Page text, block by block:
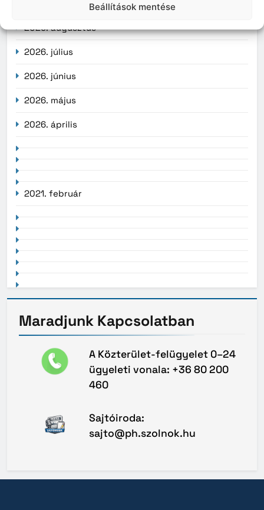
Beállítások mentése
2026. augusztus
2026. július
2026. június
2026. május
2026. április
2021. február
Maradjunk Kapcsolatban
A Közterület-felügyelet 0–24
ügyeleti vonala: +36 80 200
460
Sajtóiroda:
sajto@ph.szolnok.hu